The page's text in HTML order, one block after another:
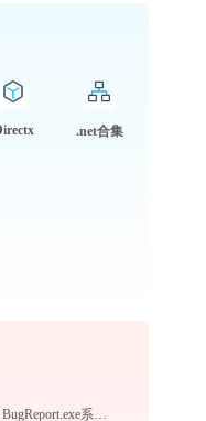
.net合集
QQ 程序出错报告返回程序 BugReport.exe系统错误msvcr71.dll丢失如何解决